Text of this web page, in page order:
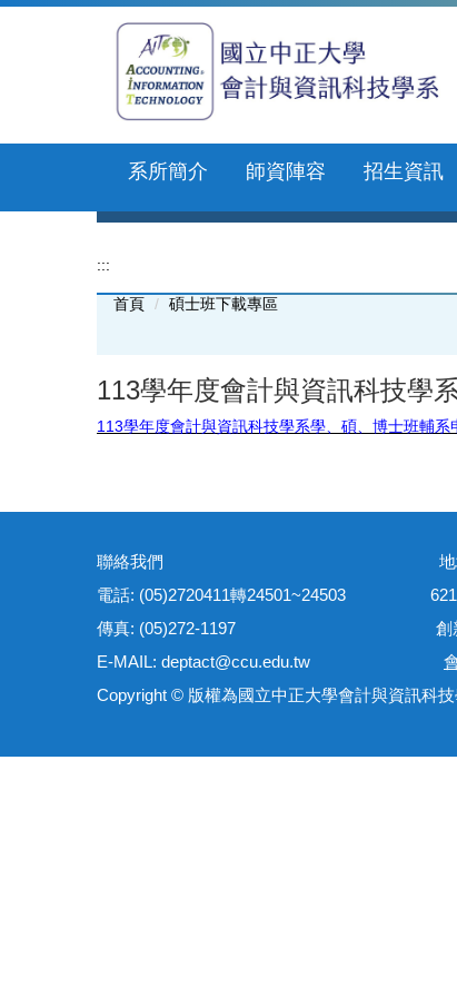
系所簡介 師資陣容 招生資訊
:::
首頁 碩士班下載專區
113學年度會計與資訊科技學
113學年度會計與資訊科技學系學、碩、博士班輔系
聯絡我們 地
電話: (05)2720411轉24501~24503
傳真: (05)272-1197 創新大樓管理
E-MAIL: deptact@ccu.edu.tw
Copyright © 版權為國立中正大學會